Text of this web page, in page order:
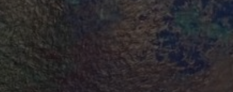
des Newsletters von uns
Mit Bestellung des
Sie können
Eine Widerspruchs­
Mail.